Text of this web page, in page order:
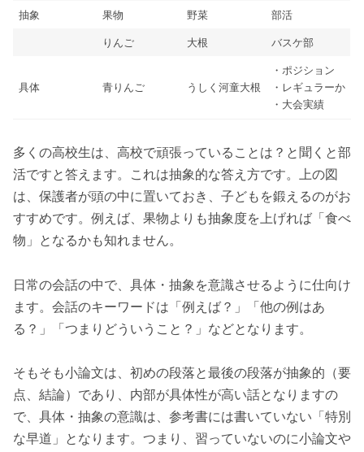
抽象 果物 野菜 部活
りんご 大根 バスケ部
具体 青りんご うしく河童大根
・ポジション
・レギュラーか
・大会実績
多くの高校生は、高校で頑張っていることは？と聞くと部
活ですと答えます。これは抽象的な答え方です。上の図
は、保護者が頭の中に置いておき、子どもを鍛えるのがお
すすめです。例えば、果物よりも抽象度を上げれば「食べ
物」となるかも知れません。
日常の会話の中で、具体・抽象を意識させるように仕向け
ます。会話のキーワードは「例えば？」「他の例はあ
る？」「つまりどういうこと？」などとなります。
そもそも小論文は、初めの段落と最後の段落が抽象的（要
点、結論）であり、内部が具体性が高い話となりますの
で、具体・抽象の意識は、参考書には書いていない「特別
な早道」となります。つまり、習っていないのに小論文や